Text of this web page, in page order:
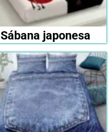
Sábana japonesa